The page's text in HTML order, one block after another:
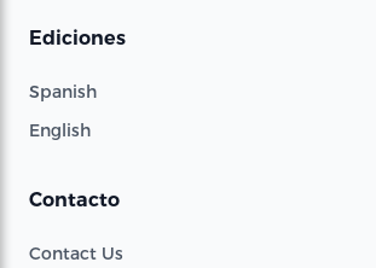
Ediciones
Spanish
English
Contacto
Contact Us